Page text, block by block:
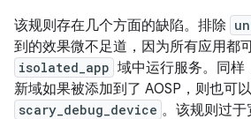
该规则存在几个方面的缺陷。排除
到的效果微不足道，因为所有应用都
isolated_app 域中运行服务。同样
新域如果被添加到了 AOSP，则也可
scary_debug_device 。该规则过